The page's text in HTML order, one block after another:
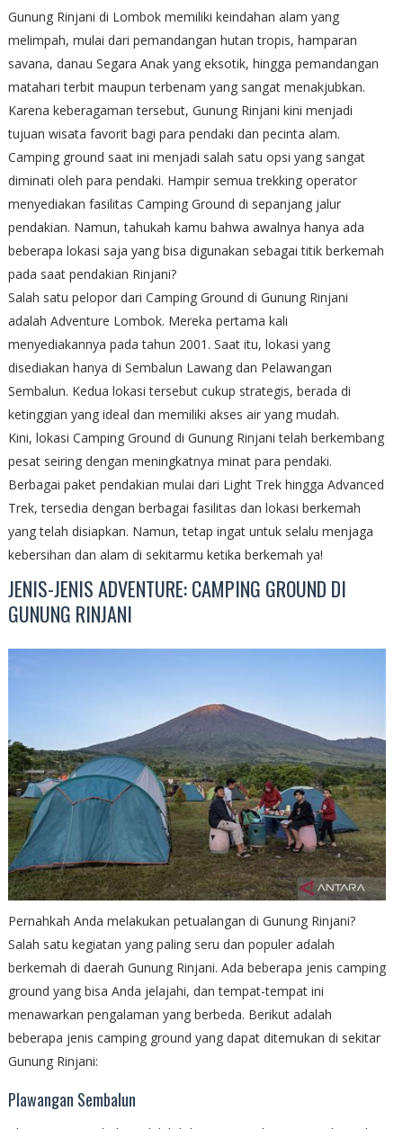
Gunung Rinjani di Lombok memiliki keindahan alam yang
melimpah, mulai dari pemandangan hutan tropis, hamparan
savana, danau Segara Anak yang eksotik, hingga pemandangan
matahari terbit maupun terbenam yang sangat menakjubkan.
Karena keberagaman tersebut, Gunung Rinjani kini menjadi
tujuan wisata favorit bagi para pendaki dan pecinta alam.
Camping ground saat ini menjadi salah satu opsi yang sangat
diminati oleh para pendaki. Hampir semua trekking operator
menyediakan fasilitas Camping Ground di sepanjang jalur
pendakian. Namun, tahukah kamu bahwa awalnya hanya ada
beberapa lokasi saja yang bisa digunakan sebagai titik berkemah
pada saat pendakian Rinjani?
Salah satu pelopor dari Camping Ground di Gunung Rinjani
adalah Adventure Lombok. Mereka pertama kali
menyediakannya pada tahun 2001. Saat itu, lokasi yang
disediakan hanya di Sembalun Lawang dan Pelawangan
Sembalun. Kedua lokasi tersebut cukup strategis, berada di
ketinggian yang ideal dan memiliki akses air yang mudah.
Kini, lokasi Camping Ground di Gunung Rinjani telah berkembang
pesat seiring dengan meningkatnya minat para pendaki.
Berbagai paket pendakian mulai dari Light Trek hingga Advanced
Trek, tersedia dengan berbagai fasilitas dan lokasi berkemah
yang telah disiapkan. Namun, tetap ingat untuk selalu menjaga
kebersihan dan alam di sekitarmu ketika berkemah ya!
JENIS-JENIS ADVENTURE: CAMPING GROUND DI
GUNUNG RINJANI
Pernahkah Anda melakukan petualangan di Gunung Rinjani?
Salah satu kegiatan yang paling seru dan populer adalah
berkemah di daerah Gunung Rinjani. Ada beberapa jenis camping
ground yang bisa Anda jelajahi, dan tempat-tempat ini
menawarkan pengalaman yang berbeda. Berikut adalah
beberapa jenis camping ground yang dapat ditemukan di sekitar
Gunung Rinjani:
Plawangan Sembalun